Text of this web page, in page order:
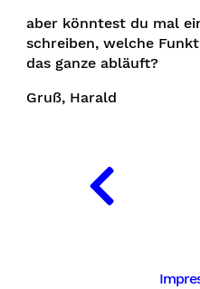
aber könntest du mal
schreiben, welche
das ganze abläuft?
Gruß, Harald